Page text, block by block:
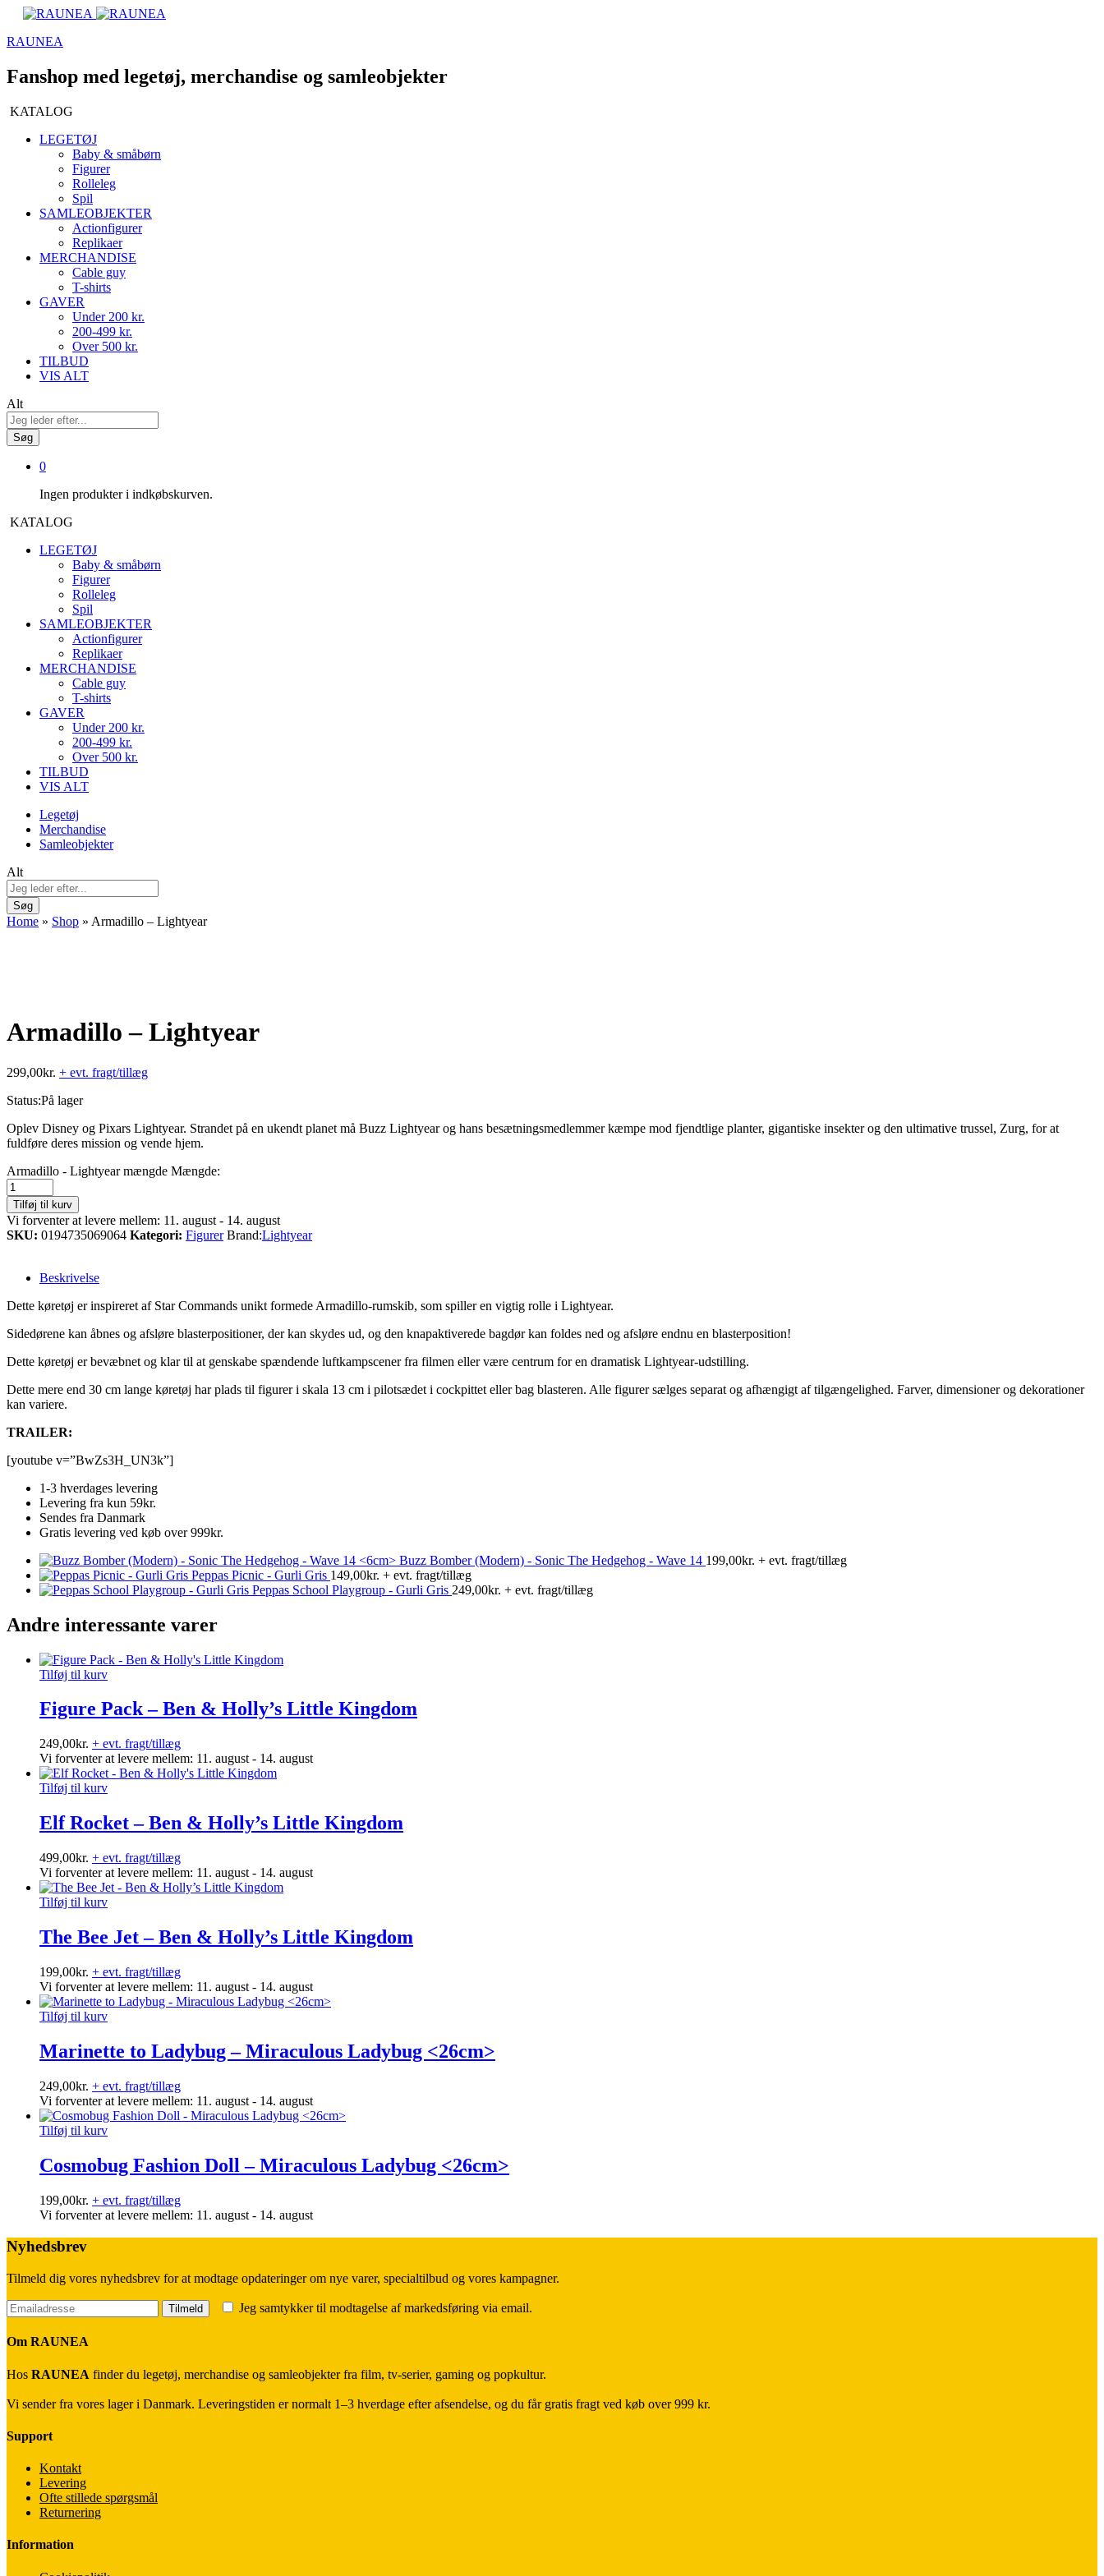
RAUNEA
Fanshop med legetøj, merchandise og samleobjekter
KATALOG
LEGETØJ
Baby & småbørn
Figurer
Rolleleg
Spil
SAMLEOBJEKTER
Actionfigurer
Replikaer
MERCHANDISE
Cable guy
T-shirts
GAVER
Under 200 kr.
200-499 kr.
Over 500 kr.
TILBUD
VIS ALT
Alt
Søg
0
Ingen produkter i indkøbskurven.
KATALOG
LEGETØJ
Baby & småbørn
Figurer
Rolleleg
Spil
SAMLEOBJEKTER
Actionfigurer
Replikaer
MERCHANDISE
Cable guy
T-shirts
GAVER
Under 200 kr.
200-499 kr.
Over 500 kr.
TILBUD
VIS ALT
Legetøj
Merchandise
Samleobjekter
Alt
Søg
Home » Shop » Armadillo – Lightyear
Armadillo – Lightyear
299,00kr. + evt. fragt/tillæg
Status:På lager
Oplev Disney og Pixars Lightyear. Strandet på en ukendt planet må Buzz Lightyear og hans besætningsmedlemmer kæmpe mod fjendtlige planter, gigantiske insekter og den ultimative trussel, Zurg, for at
fuldføre deres mission og vende hjem.
Armadillo - Lightyear mængde Mængde:
Tilføj til kurv
Vi forventer at levere mellem: 11. august - 14. august
SKU: 0194735069064 Kategori: Figurer Brand:Lightyear
Beskrivelse
Dette køretøj er inspireret af Star Commands unikt formede Armadillo-rumskib, som spiller en vigtig rolle i Lightyear.
Sidedørene kan åbnes og afsløre blasterpositioner, der kan skydes ud, og den knapaktiverede bagdør kan foldes ned og afsløre endnu en blasterposition!
Dette køretøj er bevæbnet og klar til at genskabe spændende luftkampscener fra filmen eller være centrum for en dramatisk Lightyear-udstilling.
Dette mere end 30 cm lange køretøj har plads til figurer i skala 13 cm i pilotsædet i cockpittet eller bag blasteren. Alle figurer sælges separat og afhængigt af tilgængelighed. Farver, dimensioner og dekorationer
kan variere.
TRAILER:
[youtube v=”BwZs3H_UN3k”]
1-3 hverdages levering
Levering fra kun 59kr.
Sendes fra Danmark
Gratis levering ved køb over 999kr.
Buzz Bomber (Modern) - Sonic The Hedgehog - Wave 14 199,00kr. + evt. fragt/tillæg
Peppas Picnic - Gurli Gris 149,00kr. + evt. fragt/tillæg
Peppas School Playgroup - Gurli Gris 249,00kr. + evt. fragt/tillæg
Andre interessante varer
Tilføj til kurv
Figure Pack – Ben & Holly’s Little Kingdom
249,00kr. + evt. fragt/tillæg
Vi forventer at levere mellem: 11. august - 14. august
Tilføj til kurv
Elf Rocket – Ben & Holly’s Little Kingdom
499,00kr. + evt. fragt/tillæg
Vi forventer at levere mellem: 11. august - 14. august
Tilføj til kurv
The Bee Jet – Ben & Holly’s Little Kingdom
199,00kr. + evt. fragt/tillæg
Vi forventer at levere mellem: 11. august - 14. august
Tilføj til kurv
Marinette to Ladybug – Miraculous Ladybug <26cm>
249,00kr. + evt. fragt/tillæg
Vi forventer at levere mellem: 11. august - 14. august
Tilføj til kurv
Cosmobug Fashion Doll – Miraculous Ladybug <26cm>
199,00kr. + evt. fragt/tillæg
Vi forventer at levere mellem: 11. august - 14. august
Nyhedsbrev
Tilmeld dig vores nyhedsbrev for at modtage opdateringer om nye varer, specialtilbud og vores kampagner.
Jeg samtykker til modtagelse af markedsføring via email.
Om RAUNEA
Hos RAUNEA finder du legetøj, merchandise og samleobjekter fra film, tv-serier, gaming og popkultur.
Vi sender fra vores lager i Danmark. Leveringstiden er normalt 1–3 hverdage efter afsendelse, og du får gratis fragt ved køb over 999 kr.
Support
Kontakt
Levering
Ofte stillede spørgsmål
Returnering
Information